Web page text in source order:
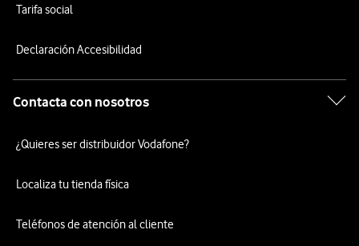
Tarifa social
Declaración Accesibilidad
Contacta con nosotros
¿Quieres ser distribuidor Vodafone?
Localiza tu tienda física
Teléfonos de atención al cliente